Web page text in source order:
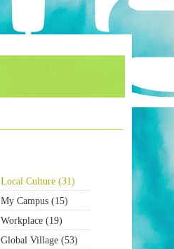
Local Culture (31)
My Campus (15)
Workplace (19)
Global Village (53)